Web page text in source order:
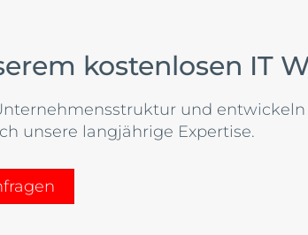
kostenlosen IT
und
unsere langjährige Expertise.